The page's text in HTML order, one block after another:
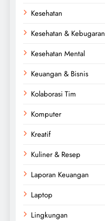
Kesehatan
Kesehatan & Kebugaran
Kesehatan Mental
Keuangan & Bisnis
Kolaborasi Tim
Komputer
Kreatif
Kuliner & Resep
Laporan Keuangan
Laptop
Lingkungan